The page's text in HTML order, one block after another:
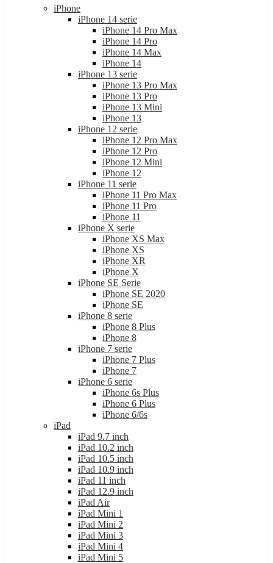
iPhone
iPhone 14 serie
iPhone 14 Pro Max
iPhone 14 Pro
iPhone 14 Max
iPhone 14
iPhone 13 serie
iPhone 13 Pro Max
iPhone 13 Pro
iPhone 13 Mini
iPhone 13
iPhone 12 serie
iPhone 12 Pro Max
iPhone 12 Pro
iPhone 12 Mini
iPhone 12
iPhone 11 serie
iPhone 11 Pro Max
iPhone 11 Pro
iPhone 11
iPhone X serie
iPhone XS Max
iPhone XS
iPhone XR
iPhone X
iPhone SE Serie
iPhone SE 2020
iPhone SE
iPhone 8 serie
iPhone 8 Plus
iPhone 8
iPhone 7 serie
iPhone 7 Plus
iPhone 7
iPhone 6 serie
iPhone 6s Plus
iPhone 6 Plus
iPhone 6/6s
iPad
iPad 9.7 inch
iPad 10.2 inch
iPad 10.5 inch
iPad 10.9 inch
iPad 11 inch
iPad 12.9 inch
iPad Air
iPad Mini 1
iPad Mini 2
iPad Mini 3
iPad Mini 4
iPad Mini 5